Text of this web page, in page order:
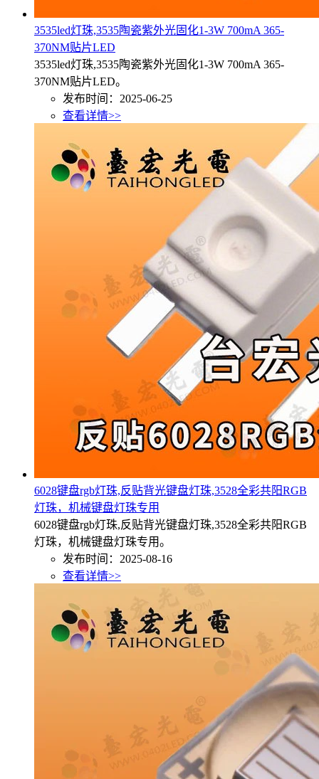
3535led灯珠,3535陶瓷紫外光固化1-3W 700mA 365-
370NM贴片LED
3535led灯珠,3535陶瓷紫外光固化1-3W 700mA 365-
370NM贴片LED。
发布时间：2025-06-25
查看详情>>
6028键盘rgb灯珠,反贴背光键盘灯珠,3528全彩共阳RGB
灯珠，机械键盘灯珠专用
6028键盘rgb灯珠,反贴背光键盘灯珠,3528全彩共阳RGB
灯珠，机械键盘灯珠专用。
发布时间：2025-08-16
查看详情>>